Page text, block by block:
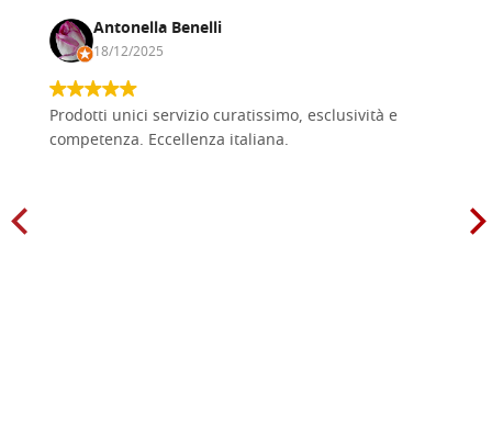
Antonella Benelli
18/12/2025
Prodotti unici servizio curatissimo, esclusività e
competenza. Eccellenza italiana.